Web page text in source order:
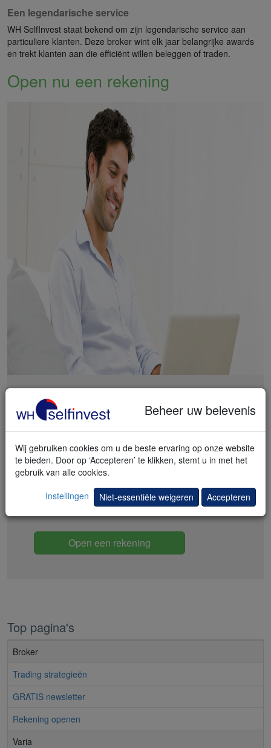
Een legendarische service
WH SelfInvest staat bekend om zijn legendarische service aan
particuliere klanten. Deze broker wint elk jaar belangrijke awards
en trekt klanten aan die efficiënt willen beleggen of traden.
Open nu een rekening
DE MULTI-MARKT REKENING
Zéér lage commissies
Een hoge interest op kapitaal
Legendarische service
Open een rekening
Top pagina's
Broker
Trading strategieën
GRATIS newsletter
Rekening openen
Varia
Beheer uw belevenis
Wij gebruiken cookies om u de beste ervaring op onze website
te bieden. Door op ‘Accepteren’ te klikken, stemt u in met het
gebruik van alle cookies.
Instellingen
Niet-essentiële weigeren Accepteren